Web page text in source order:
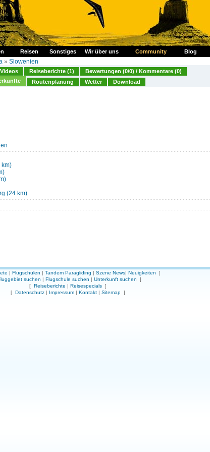
Reisen Sonstiges Wir über uns Community Blog
» Slowenien
Videos Reiseberichte (1)
Bewertungen (0/0) / Kommentare (0)
Routenplanung Wetter Download
km)
(24 km)
| Flugschulen | Tandem Paragliding | Szene News| Neuigkeiten ]
suchen | Flugschule suchen | Unterkunft suchen ]
[ Reiseberichte | Reisespecials ]
[ Datenschutz | Impressum | Kontakt | Sitemap ]